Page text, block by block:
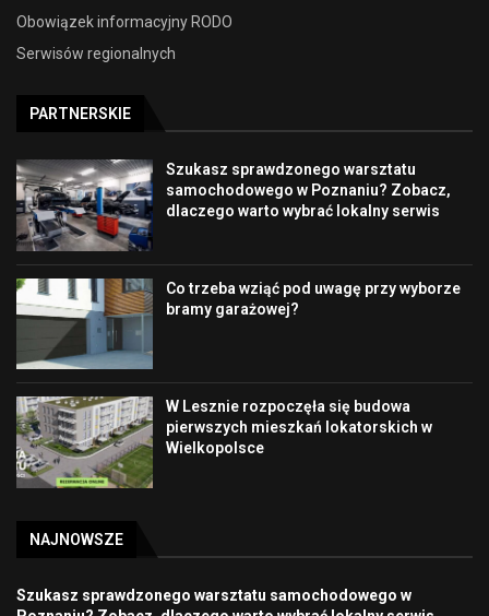
Obowiązek informacyjny RODO
Serwisów regionalnych
PARTNERSKIE
Szukasz sprawdzonego warsztatu
samochodowego w Poznaniu? Zobacz,
dlaczego warto wybrać lokalny serwis
Co trzeba wziąć pod uwagę przy wyborze
bramy garażowej?
W Lesznie rozpoczęła się budowa
pierwszych mieszkań lokatorskich w
Wielkopolsce
NAJNOWSZE
Szukasz sprawdzonego warsztatu samochodowego w